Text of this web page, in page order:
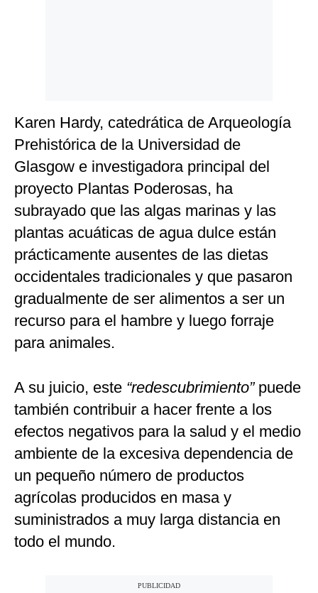
Karen Hardy, catedrática de Arqueología
Prehistórica de la Universidad de
Glasgow e investigadora principal del
proyecto Plantas Poderosas, ha
subrayado que las algas marinas y las
plantas acuáticas de agua dulce están
prácticamente ausentes de las dietas
occidentales tradicionales y que pasaron
gradualmente de ser alimentos a ser un
recurso para el hambre y luego forraje
para animales.
A su juicio, este “redescubrimiento”puede
también contribuir a hacer frente a los
efectos negativos para la salud y el medio
ambiente de la excesiva dependencia de
un pequeño número de productos
agrícolas producidos en masa y
suministrados a muy larga distancia en
todo el mundo.